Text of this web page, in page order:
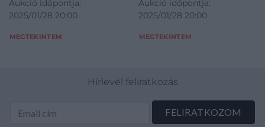
Aukció időpontja:
2025/01/28 20:00
MEGTEKINTEM
Aukció időpontja:
2025/01/28 20:00
MEGTEKINTEM
Hírlevél feliratkozás